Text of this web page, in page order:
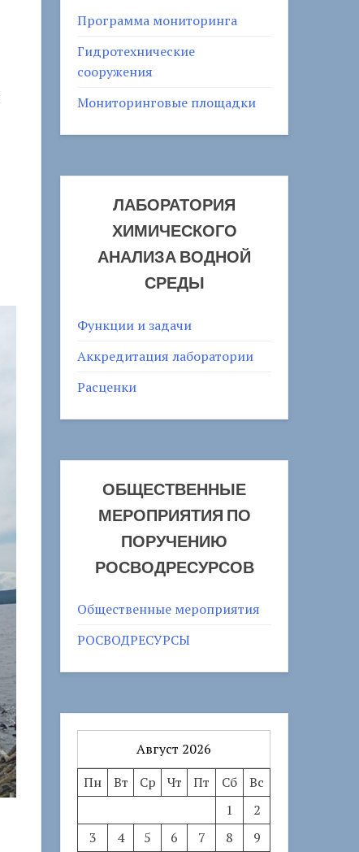
Программа мониторинга
Гидротехнические
сооружения
Мониторинговые площадки
ЛАБОРАТОРИЯ
ХИМИЧЕСКОГО
АНАЛИЗА ВОДНОЙ
СРЕДЫ
Функции и задачи
Аккредитация лаборатории
Расценки
ОБЩЕСТВЕННЫЕ
МЕРОПРИЯТИЯ ПО
ПОРУЧЕНИЮ
РОСВОДРЕСУРСОВ
Общественные мероприятия
РОСВОДРЕСУРСЫ
Август 2026
Пн
Вт Ср Чт Пт Сб
Вс
1
2
3
4 5 6 7 8 9